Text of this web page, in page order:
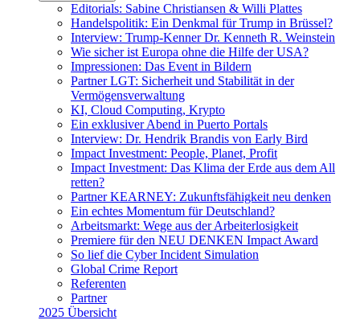
Editorials: Sabine Christiansen & Willi Plattes
Handelspolitik: Ein Denkmal für Trump in Brüssel?
Interview: Trump-Kenner Dr. Kenneth R. Weinstein
Wie sicher ist Europa ohne die Hilfe der USA?
Impressionen: Das Event in Bildern
Partner LGT: Sicherheit und Stabilität in der
Vermögensverwaltung
KI, Cloud Computing, Krypto
Ein exklusiver Abend in Puerto Portals
Interview: Dr. Hendrik Brandis von Early Bird
Impact Investment: People, Planet, Profit
Impact Investment: Das Klima der Erde aus dem All
retten?
Partner KEARNEY: Zukunftsfähigkeit neu denken
Ein echtes Momentum für Deutschland?
Arbeitsmarkt: Wege aus der Arbeiterlosigkeit
Premiere für den NEU DENKEN Impact Award
So lief die Cyber Incident Simulation
Global Crime Report
Referenten
Partner
2025 Übersicht